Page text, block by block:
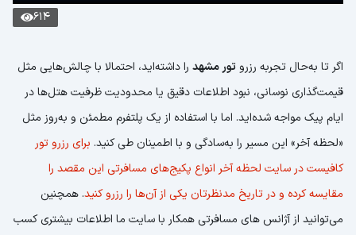
614
اگر تا به‌حال تجربه رزرو تور مشهد را داشته‌اید، احتمالا با چالش‌هایی مثل
قیمت‌گذاری نوسانی، نبود اطلاعات دقیق یا محدودیت ظرفیت هتل‌ها در
ایام پیک مواجه شده‌اید. اما با استفاده از یک پلتفرم مطمئن و به‌روز مثل
«لحظه آخر» این مسیر را به‌سادگی و با اطمینان طی کنید. برای رزرو تور
کافیست در سایت لحظه آخر انواع پکیج‌های مسافرتی این مقصد را
مقایسه کرده و در تاریخ مدنظرتان یکی از آن‌ها را رزرو کنید. همچنین
می‌توانید از آژانس ‌های مسافرتی همکار با سایت ما اطلاعات بیشتری کسب